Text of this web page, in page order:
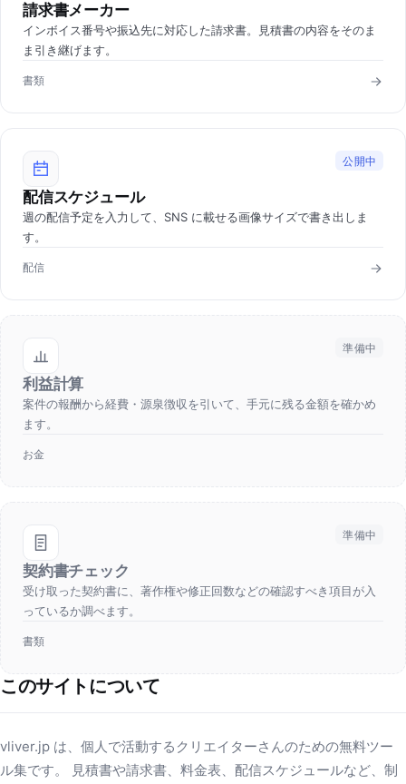
請求書メーカー
インボイス番号や振込先に対応した請求書。見積書の内容をそのま
ま引き継げます。
書類
公開中
配信スケジュール
週の配信予定を入力して、SNS に載せる画像サイズで書き出しま
す。
配信
準備中
利益計算
案件の報酬から経費・源泉徴収を引いて、手元に残る金額を確かめ
ます。
お金
準備中
契約書チェック
受け取った契約書に、著作権や修正回数などの確認すべき項目が入
っているか調べます。
書類
このサイトについて
vliver.jp は、個人で活動するクリエイターさんのための無料ツー
ル集です。 見積書や請求書、料金表、配信スケジュールなど、制